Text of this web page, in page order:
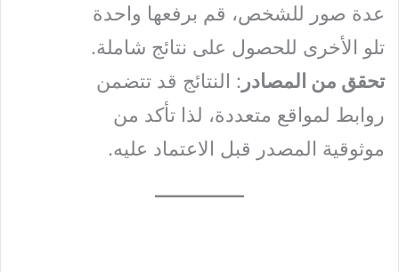
عدة صور للشخص، قم برفعها واحدة
تلو الأخرى للحصول على نتائج شاملة.
تحقق من المصادر : النتائج قد تتضمن
روابط لمواقع متعددة، لذا تأكد من
موثوقية المصدر قبل الاعتماد عليه.